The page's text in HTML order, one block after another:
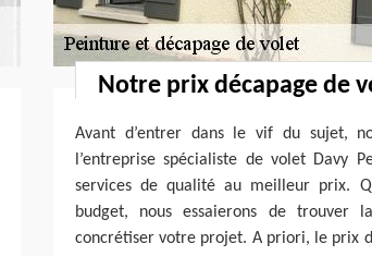
Notre prix décapage de
Avant d’entrer dans le vif du sujet,
l’entreprise spécialiste de volet Davy
services de qualité au meilleur prix.
budget, nous essaierons de trouver
concrétiser votre projet. A priori, le prix